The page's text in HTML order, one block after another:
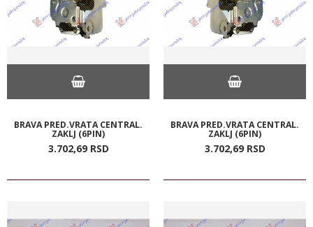
BRAVA PRED.VRATA CENTRAL.
ZAKLJ (6PIN)
3.702,69 RSD
BRAVA PRED.VRATA CENTRAL.
ZAKLJ (6PIN)
3.702,69 RSD